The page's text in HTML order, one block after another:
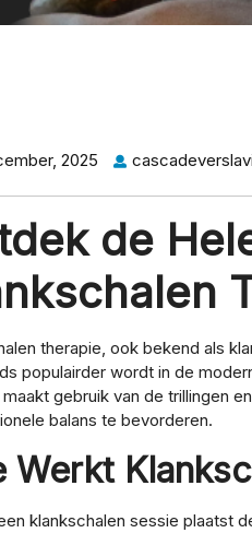
2025
de
therapie, ook bekend als
populairder wordt in de
gebruik van de trillingen
balans te bevorderen.
Werkt
klankschalen sessie plaatst